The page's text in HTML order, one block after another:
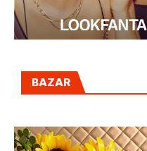
BAZAR